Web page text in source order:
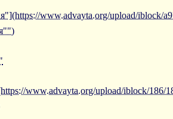
www.advayta.org/upload/iblock/
www.advayta.org/upload/iblock/186/